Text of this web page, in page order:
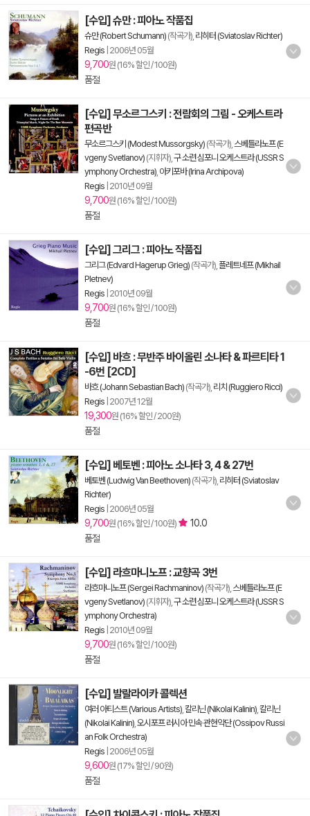
[수입] 슈만 : 피아노 작품집
슈만 (Robert Schumann) (작곡가), 리히터 (Sviatoslav Richter)
Regis 2006년 05월
9,700원 (16% 할인 / 100원)
품절
[수입] 무소르그스키 : 전람회의 그림 - 오케스트라
편곡반
무소르그스키 (Modest Mussorgsky) (작곡가), 스베틀라노프 (E
vgeny Svetlanov) (지휘자), 구 소련 심포니 오케스트라 (USSR S
ymphony Orchestra) 아키포바 (Irina Archipova)
Regis 2010년 09월
9,700원 (16% 할인 / 100원)
품절
[수입] 그리그 : 피아노 작품집
그리그 (Edvard Hagerup Grieg) (작곡가), 플레트네프 (Mikhail
Pletnev)
Regis 2010년 09월
9,700원 (16% 할인 / 100원)
품절
[수입] 바흐 : 무반주 바이올린 소나타 & 파르티타 1
-6번 [2CD]
바흐 (Johann Sebastian Bach) (작곡가), 리치 (Ruggiero Ricci)
Regis 2007년 12월
19,300원 (16% 할인 / 200원)
품절
[수입] 베토벤 : 피아노 소나타 3, 4 & 27번
베토벤 (Ludwig Van Beethoven) (작곡가), 리히터 (Sviatoslav
Richter)
Regis 2006년 05월
9,700원 (16% 할인 / 100원)
10.0
품절
[수입] 라흐마니노프 : 교향곡 3번
라흐마니노프 (Sergei Rachmaninov) (작곡가), 스베틀라노프 (E
vgeny Svetlanov) (지휘자), 구 소련 심포니 오케스트라 (USSR S
ymphony Orchestra)
Regis 2010년 09월
9,700원 (16% 할인 / 100원)
품절
[수입] 발랄라이카 콜렉션
여러 아티스트 (Various Artists) 칼리닌 (Nikolai Kalinin) 칼리닌
(Nikolai Kalinin) 오시포프 러시아 민속 관현악단 (Ossipov Russi
an Folk Orchestra)
Regis 2006년 05월
9,600원 (17% 할인 / 90원)
품절